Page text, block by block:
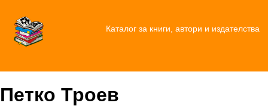
Каталог за книги, автори и издателства
Петко Троев